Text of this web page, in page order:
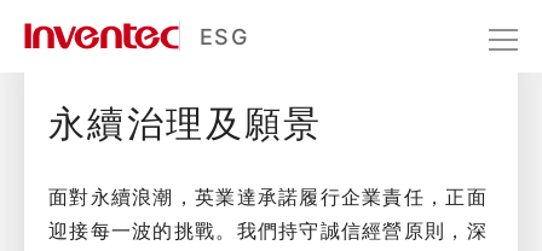
ESG
願景與策略
永續經營 願景與策略
永續治理及願景
面對永續浪潮，英業達承諾履行企業責任，正面
迎接每一波的挑戰。我們持守誠信經營原則，深